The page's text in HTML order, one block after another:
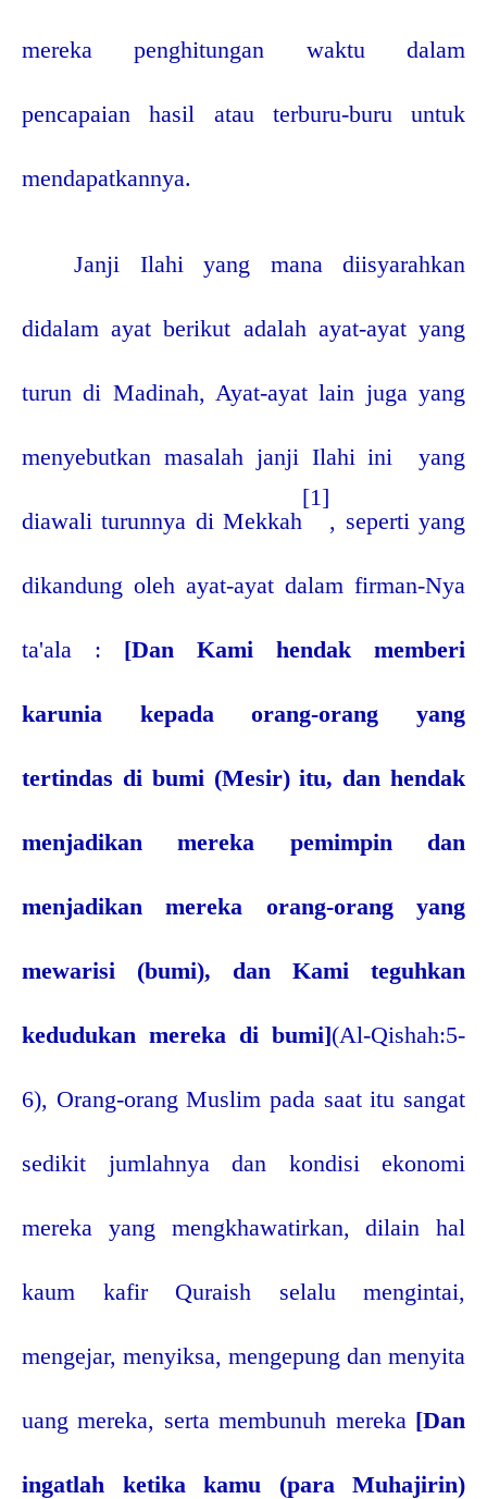
mereka penghitungan waktu dalam
pencapaian hasil atau terburu-buru untuk
mendapatkannya.
Janji Ilahi yang mana diisyarahkan
didalam ayat berikut adalah ayat-ayat yang
turun di Madinah, Ayat-ayat lain juga yang
menyebutkan masalah janji Ilahi ini yang
diawali turunnya di Mekkah
[1]
, seperti yang
dikandung oleh ayat-ayat dalam firman-Nya
ta'ala : [Dan Kami hendak memberi
karunia kepada orang-orang yang
tertindas di bumi (Mesir) itu, dan hendak
menjadikan mereka pemimpin dan
menjadikan mereka orang-orang yang
mewarisi (bumi), dan Kami teguhkan
kedudukan mereka di bumi](Al-Qishah:5-
6), Orang-orang Muslim pada saat itu sangat
sedikit jumlahnya dan kondisi ekonomi
mereka yang mengkhawatirkan, dilain hal
kaum kafir Quraish selalu mengintai,
mengejar, menyiksa, mengepung dan menyita
uang mereka, serta membunuh mereka [Dan
ingatlah ketika kamu (para Muhajirin)